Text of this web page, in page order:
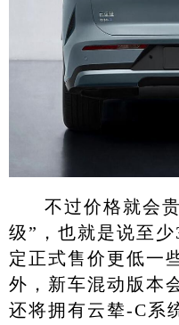
不过价格就会
级”，也就是说至
定正式售价更低一
外，新车混动版本
还将拥有云辇-C系